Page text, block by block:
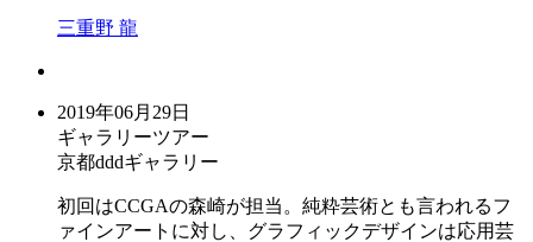
三重野 龍
2019年06月29日
ギャラリーツアー
京都dddギャラリー
初回はCCGAの森崎が担当。純粋芸術とも言われるフ
ァインアートに対し、グラフィックデザインは応用芸